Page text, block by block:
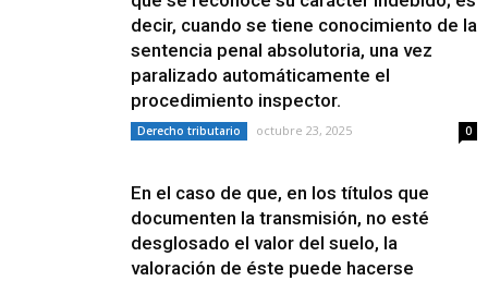
decir, cuando se tiene conocimiento de la
sentencia penal absolutoria, una vez
paralizado automáticamente el
procedimiento inspector.
Derecho tributario octubre 23, 2025 0
En el caso de que, en los títulos que
documenten la transmisión, no esté
desglosado el valor del suelo, la
valoración de éste puede hacerse